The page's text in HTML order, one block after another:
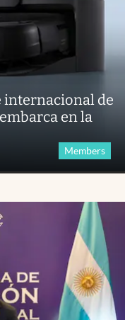
internacional de
en la
Members